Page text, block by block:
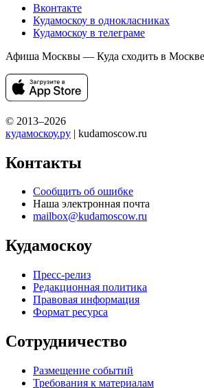
Вконтакте
Кудамоскоу в однокласниках
Кудамоскоу в телеграме
Афиша Москвы — Куда сходить в Москве
© 2013–2026
кудамоскоу.ру | kudamoscow.ru
Контакты
Сообщить об ошибке
Наша электронная почта
mailbox@kudamoscow.ru
Кудамоскоу
Пресс-релиз
Редакционная политика
Правовая информация
Формат ресурса
Сотрудничество
Размещение событий
Требования к материалам